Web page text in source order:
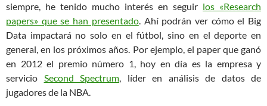
siempre, he tenido mucho interés en seguir los «Research
papers» que se han presentado. Ahí podrán ver cómo el Big
Data impactará no solo en el fútbol, sino en el deporte en
general, en los próximos años. Por ejemplo, el paper que ganó
en 2012 el premio número 1, hoy en día es la empresa y
servicio Second Spectrum, líder en análisis de datos de
jugadores de la NBA.